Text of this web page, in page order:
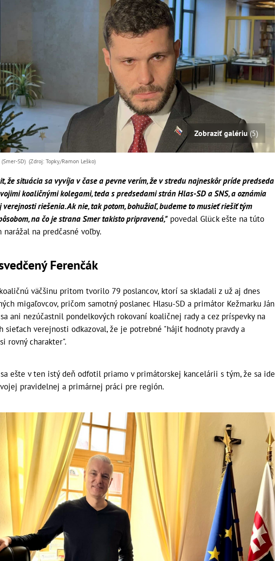
Zobraziť galériu(5)
SD) (Zdroj: Topky/Ramon Leško)
že situácia sa vyvíja v čase a pevne verím, že v stredu najneskôr príde predseda
koaličnými kolegami, teda s predsedami strán Hlas-SD a SNS, a oznámia
verejnosti riešenia. Ak nie, tak potom, bohužiaľ, budeme to musieť riešiť tým
na čo je strana Smer takisto pripravená," povedal Glück ešte na túto
narážal na predčasné voľby.
Ferenčák
väčšinu pritom tvorilo 79 poslancov, ktorí sa skladali z už aj dnes
migaľovcov, pričom samotný poslanec Hlasu-SD a primátor Kežmarku Ján
ani nezúčastnil pondelkových rokovaní koaličnej rady a cez príspevky na
sieťach verejnosti odkazoval, že je potrebné "hájiť hodnoty pravdy a
rovný charakter".
sa ešte v ten istý deň odfotil priamo v primátorskej kancelárii s tým, že sa ide
pravidelnej a primárnej práci pre región.